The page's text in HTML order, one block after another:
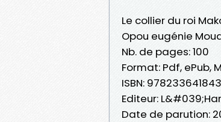
Le collier du roi
Opou eugénie
Nb. de pages: 100
Format: Pdf, ePub,
ISBN:
Editeur:
Date de parution: